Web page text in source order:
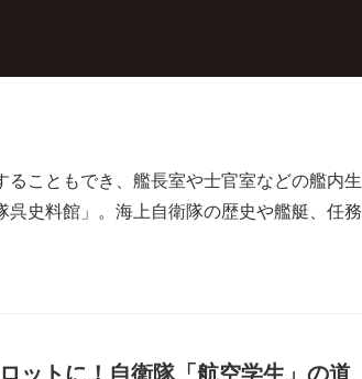
こともでき、艦長室や士官室などの艦内生
史料館」。海上自衛隊の歴史や艦艇、任務
ットに！自衛隊「航空学生」の道